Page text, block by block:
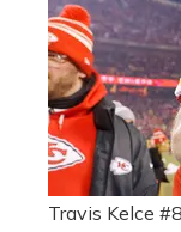
Travis Kelce